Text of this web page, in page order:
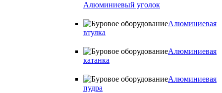
Алюминиевый уголок
Алюминиевая
втулка
Алюминиевая
катанка
Алюминиевая
пудра